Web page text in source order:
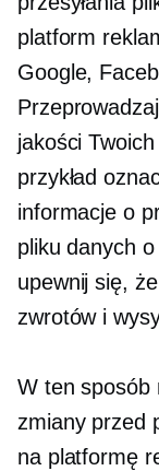
platform
Google,
jakości
przykład
informacje o
pliku danych
upewnij się,
zwrotów i
W ten sposób
zmiany przed
na platformę